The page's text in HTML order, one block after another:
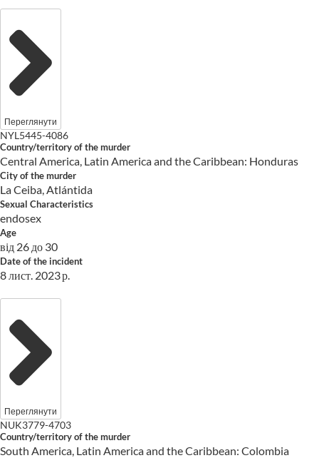
Переглянути
NYL5445-4086
Country/territory of the murder
Central America, Latin America and the Caribbean: Honduras
City of the murder
La Ceiba, Atlántida
Sexual Characteristics
endosex
Age
від 26 до 30
Date of the incident
8 лист. 2023 р.
Переглянути
NUK3779-4703
Country/territory of the murder
South America, Latin America and the Caribbean: Colombia